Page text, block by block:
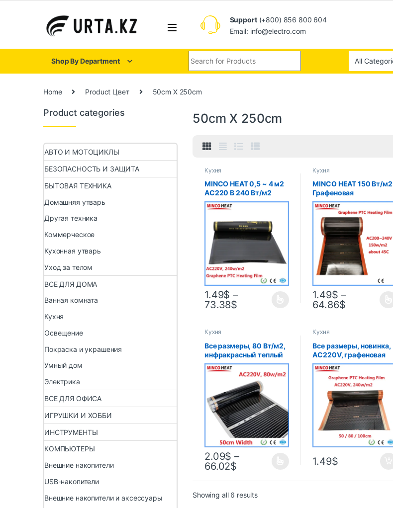
Support(+800) 856 800 604
Email: info@electro.com
Shop By Department
Home Product Цвет 50cm X 250cm
50cm X 250cm
Кухня
MINCO HEAT 0,5 ~ 4 м2
AC220 В 240 Вт/м2
Инфракрасная
графеновая
нагревательная пленка
PTC, электрический
теплый напольный
коврик, сделано в
Корее
1.49$ –
73.38$
Кухня
MINCO HEAT 150 Вт/м2
Графеновая
нагревательная пленка
PTC Инфракрасный
AC200 ~ 240 В около
45C Теплый напольный
нагревательный коврик
1.49$ –
64.86$
Кухня
Все размеры, 80 Вт/м2,
инфракрасный теплый
коврик переменного
тока 220 В, ширина 50
см, пленка для
подогрева пола,
энергосберегающая
2.09$ –
66.02$
Кухня
Все размеры, новинка,
AC220V, графеновая
нагревательная пленка
PTC, инфракрасная
электрическая система
подогрева теплого
пола, 240 Вт/м2,
углеродная фольга
1.49$
Showing all 6 results
Product categories
АВТО И МОТОЦИКЛЫ
БЕЗОПАСНОСТЬ И ЗАЩИТА
БЫТОВАЯ ТЕХНИКА
Домашняя утварь
Другая техника
Коммерческое
Кухонная утварь
Уход за телом
ВСЕ ДЛЯ ДОМА
Ванная комната
Кухня
Освещение
Покраска и украшения
Умный дом
Электрика
ВСЕ ДЛЯ ОФИСА
ИГРУШКИ И ХОББИ
ИНСТРУМЕНТЫ
КОМПЬЮТЕРЫ
Внешние накопители
USB-накопители
Внешние накопители и аксессуары